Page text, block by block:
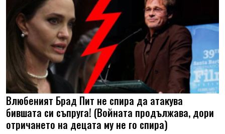
Влюбеният Брад Пит не спира да атакува
бившата си съпруга! (Войната продължава, дори
отричането на децата му не го спира)